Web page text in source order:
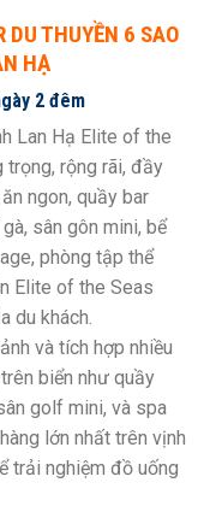
DU THUYỀN 6 SAO
HẠ
2 đêm
Lan Hạ Elite of the
rộng rãi, đầy
ngon, quầy bar
sân gôn mini, bể
phòng tập thể
Elite of the Seas
du khách.
và tích hợp nhiều
biển như quầy
golf mini, và spa
lớn nhất trên vịnh
trải nghiệm đồ uống